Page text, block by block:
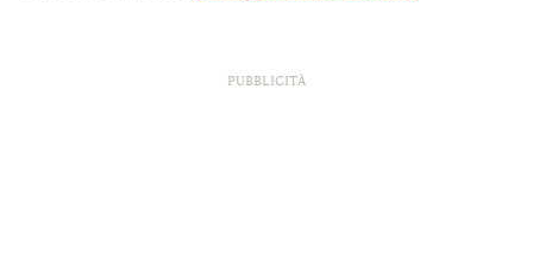
PUBBLICITÀ